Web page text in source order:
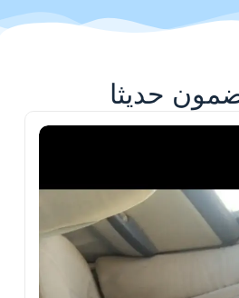
حديثا